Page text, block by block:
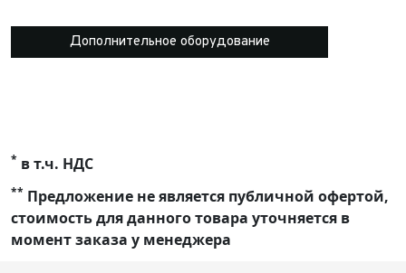
Дополнительное оборудование
* в т.ч. НДС
** Предложение не является публичной офертой,
стоимость для данного товара уточняется в
момент заказа у менеджера